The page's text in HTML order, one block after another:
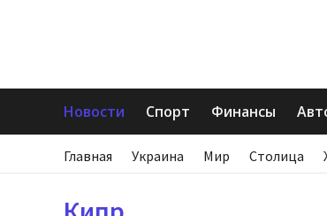
Новости Спорт Финансы
Главная Украина Мир Столица